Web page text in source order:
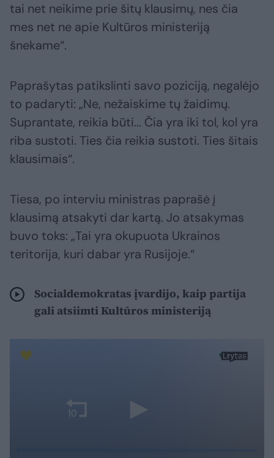
tai net neikime prie šitų klausimų, nes čia
mes net ne apie Kultūros ministeriją
šnekame“.
Paprašytas patikslinti savo poziciją, negalėjo
to padaryti: „Ne, nežaiskime tų žaidimų.
Suprantate, reikia būti... Čia yra iki tol, kol yra
riba sustoti. Ties čia reikia sustoti. Ties šitais
klausimais“.
Tiesa, po interviu ministras paprašė į
klausimą atsakyti dar kartą. Jo atsakymas
buvo toks: „Tai yra okupuota Ukrainos
teritorija, kuri dabar yra Rusijoje.“
Socialdemokratas įvardijo, kaip partija
gali atsiimti Kultūros ministeriją